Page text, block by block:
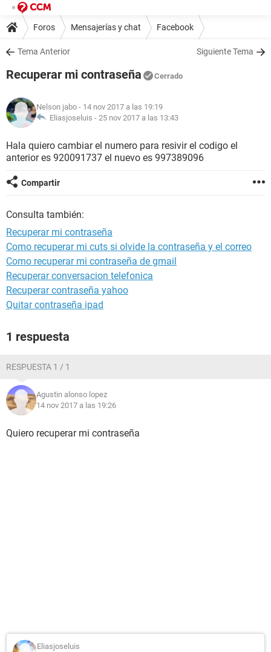
Foros Mensajerías y chat Facebook
Tema Anterior Siguiente Tema
Recuperar mi contraseña Cerrado
Nelson jabo - 14 nov 2017 a las 19:19
Eliasjoseluis - 25 nov 2017 a las 13:43
Hala quiero cambiar el numero para resivir el codigo el
anterior es 920091737 el nuevo es 997389096
Compartir
Consulta también:
Recuperar mi contraseña
Como recuperar mi cuts si olvide la contraseña y el correo
Como recuperar mi contraseña de gmail
Recuperar conversacion telefonica
Recuperar contraseña yahoo
Quitar contraseña ipad
1 respuesta
RESPUESTA 1 / 1
Agustin alonso lopez
14 nov 2017 a las 19:26
Quiero recuperar mi contraseña
Eliasjoseluis